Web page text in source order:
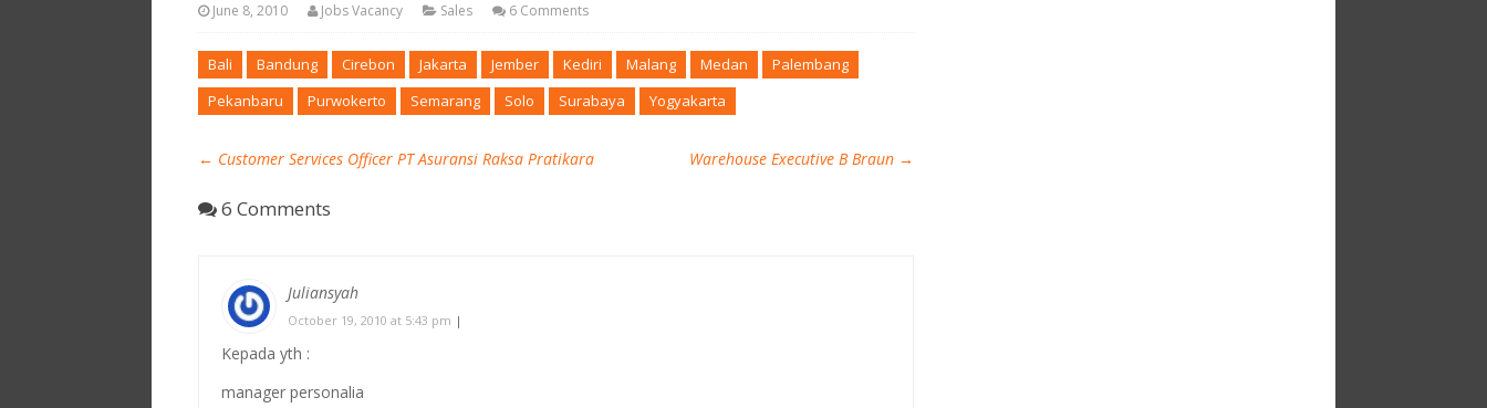
June 8, 2010 Jobs Vacancy Sales 6 Comments
Bali Bandung Cirebon Jakarta Jember Kediri Malang Medan
Palembang
Pekanbaru
Purwokerto Semarang Solo Surabaya Yogyakarta
← Customer Services Officer PT Asuransi Raksa Pratikara Warehouse Executive B Braun →
6 Comments
Juliansyah
October 19, 2010 at 5:43 pm |
Kepada yth :
manager personalia